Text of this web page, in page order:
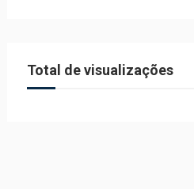
Total de visualizações